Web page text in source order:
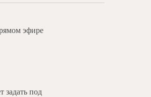
эфире
задать под